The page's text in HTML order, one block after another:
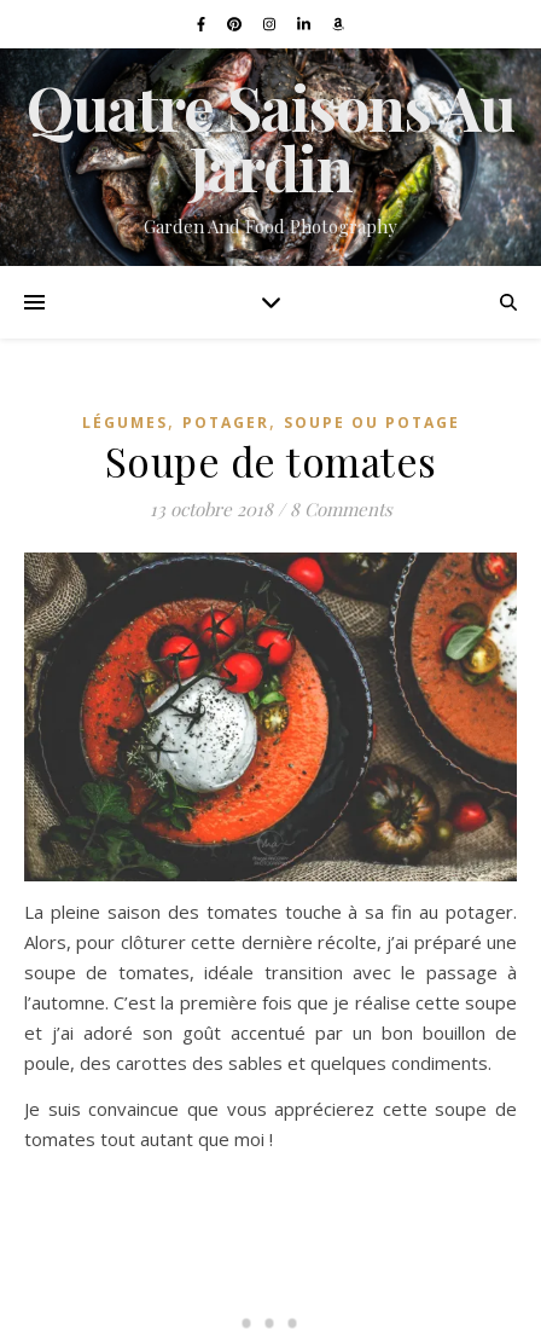
Quatre Saisons Au
Jardin
Garden And Food Photography
LÉGUMES, POTAGER, SOUPE OU POTAGE
Soupe de tomates
13 octobre 2018 / 8 Comments
La pleine saison des tomates touche à sa fin au potager.
Alors, pour clôturer cette dernière récolte, j’ai préparé une
soupe de tomates, idéale transition avec le passage à
l’automne. C’est la première fois que je réalise cette soupe
et j’ai adoré son goût accentué par un bon bouillon de
poule, des carottes des sables et quelques condiments.
Je suis convaincue que vous apprécierez cette soupe de
tomates tout autant que moi !